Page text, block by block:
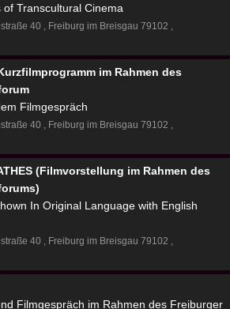
of Transcultural Cinema
40
Freiburg im Breisgau 79102
im Rahmen des
Filmgespräch
40
Freiburg im Breisgau 79102
(Filmvorstellung im Rahmen des
In Original Language with English
40
Freiburg im Breisgau 79102
Filmgespräch im Rahmen des Freiburger